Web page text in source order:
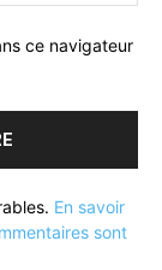
ce navigateur
En savoir
sont